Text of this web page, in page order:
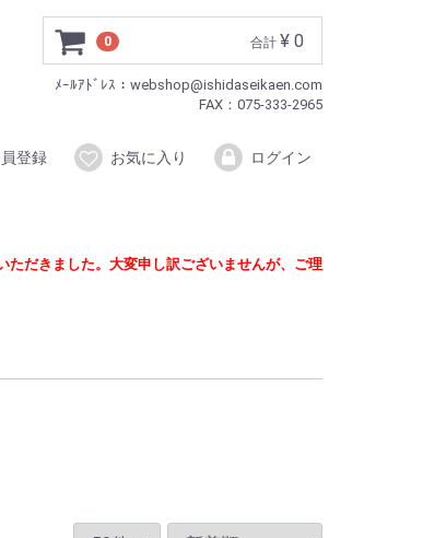
0 合計 ¥ 0
ﾒｰﾙｱﾄﾞﾚｽ：webshop@ishidaseikaen.com
FAX：075-333-2965
登録 お気に入り ログイン
ただきました。大変申し訳ございませんが、ご理